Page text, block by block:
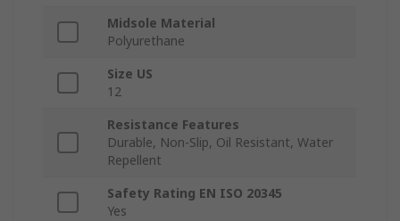
Midsole Material
Polyurethane
Size US
12
Resistance Features
Durable, Non-Slip, Oil Resistant, Water
Repellent
Safety Rating EN ISO 20345
Yes